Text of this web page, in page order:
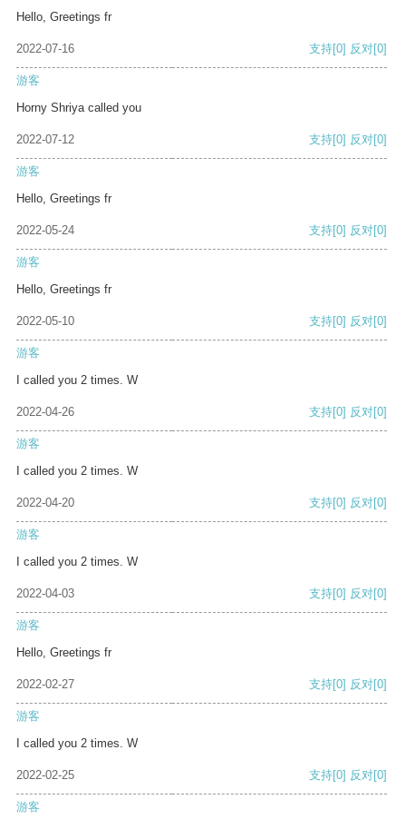
Hello, Greetings fr
2022-07-16 支持[0] 反对[0]
游客
Horny Shriya called you
2022-07-12 支持[0] 反对[0]
游客
Hello, Greetings fr
2022-05-24 支持[0] 反对[0]
游客
Hello, Greetings fr
2022-05-10 支持[0] 反对[0]
游客
I called you 2 times. W
2022-04-26 支持[0] 反对[0]
游客
I called you 2 times. W
2022-04-20 支持[0] 反对[0]
游客
I called you 2 times. W
2022-04-03 支持[0] 反对[0]
游客
Hello, Greetings fr
2022-02-27 支持[0] 反对[0]
游客
I called you 2 times. W
2022-02-25 支持[0] 反对[0]
游客